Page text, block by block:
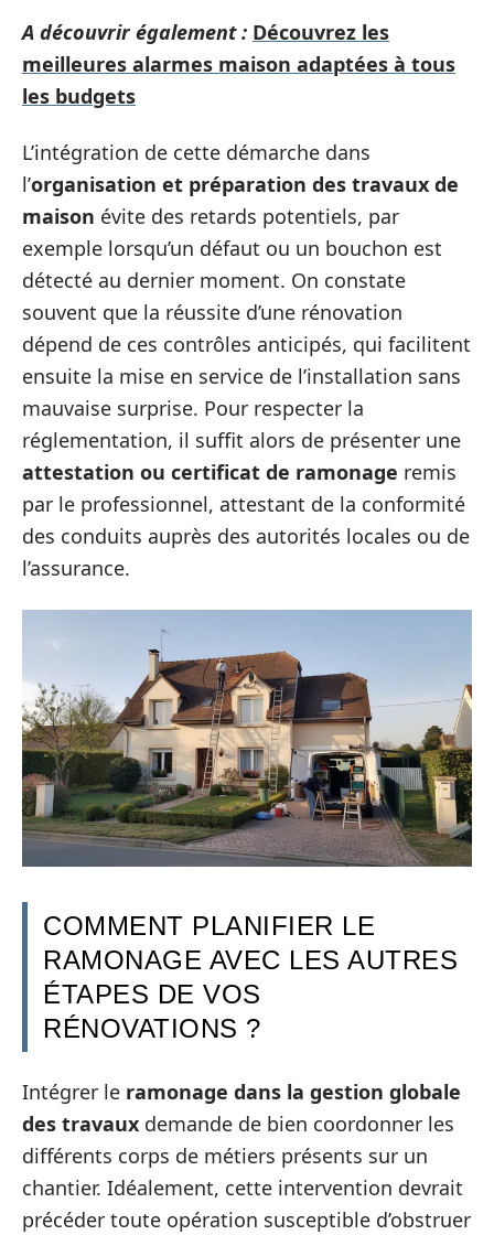
A découvrir également : Découvrez les
meilleures alarmes maison adaptées à tous
les budgets
L’intégration de cette démarche dans
l’organisation et préparation des travaux de
maison évite des retards potentiels, par
exemple lorsqu’un défaut ou un bouchon est
détecté au dernier moment. On constate
souvent que la réussite d’une rénovation
dépend de ces contrôles anticipés, qui facilitent
ensuite la mise en service de l’installation sans
mauvaise surprise. Pour respecter la
réglementation, il suffit alors de présenter une
attestation ou certificat de ramonage remis
par le professionnel, attestant de la conformité
des conduits auprès des autorités locales ou de
l’assurance.
COMMENT PLANIFIER LE
RAMONAGE AVEC LES AUTRES
ÉTAPES DE VOS
RÉNOVATIONS ?
Intégrer le ramonage dans la gestion globale
des travaux demande de bien coordonner les
différents corps de métiers présents sur un
chantier. Idéalement, cette intervention devrait
précéder toute opération susceptible d’obstruer